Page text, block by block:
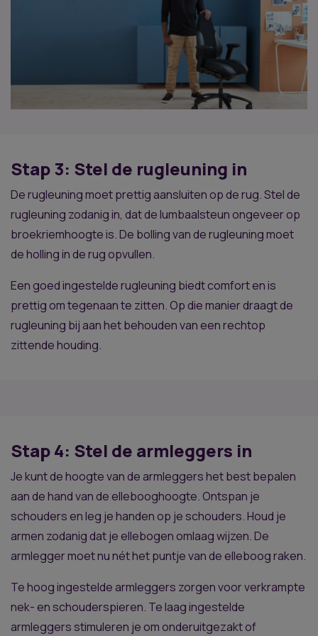
Stap 3: Stel de rugleuning in
De rugleuning moet prettig aansluiten op de rug. Stel de
rugleuning zodanig in, dat de lumbaalsteun ongeveer op
broekriemhoogte is. De bolling van de rugleuning moet
de holling in de rug opvullen.
Een goed ingestelde rugleuning biedt comfort en is
prettig om tegenaan te zitten. Op die manier draagt de
rugleuning bij aan het behouden van een rechtop
zittende houding.
Stap 4: Stel de armleggers in
Je kunt de hoogte van de armleggers het best bepalen
aan de hand van de ellebooghoogte. Ontspan je
schouders en leg je handen op je schouders. Houd je
armen zodanig dat je ellebogen omlaag wijzen. De
armlegger moet nu nét het puntje van de elleboog raken.
Te hoog ingestelde armleggers zorgen voor verkrampte
nek- en schouderspieren. Te laag ingestelde
armleggers stimuleren je om onderuitgezakt of